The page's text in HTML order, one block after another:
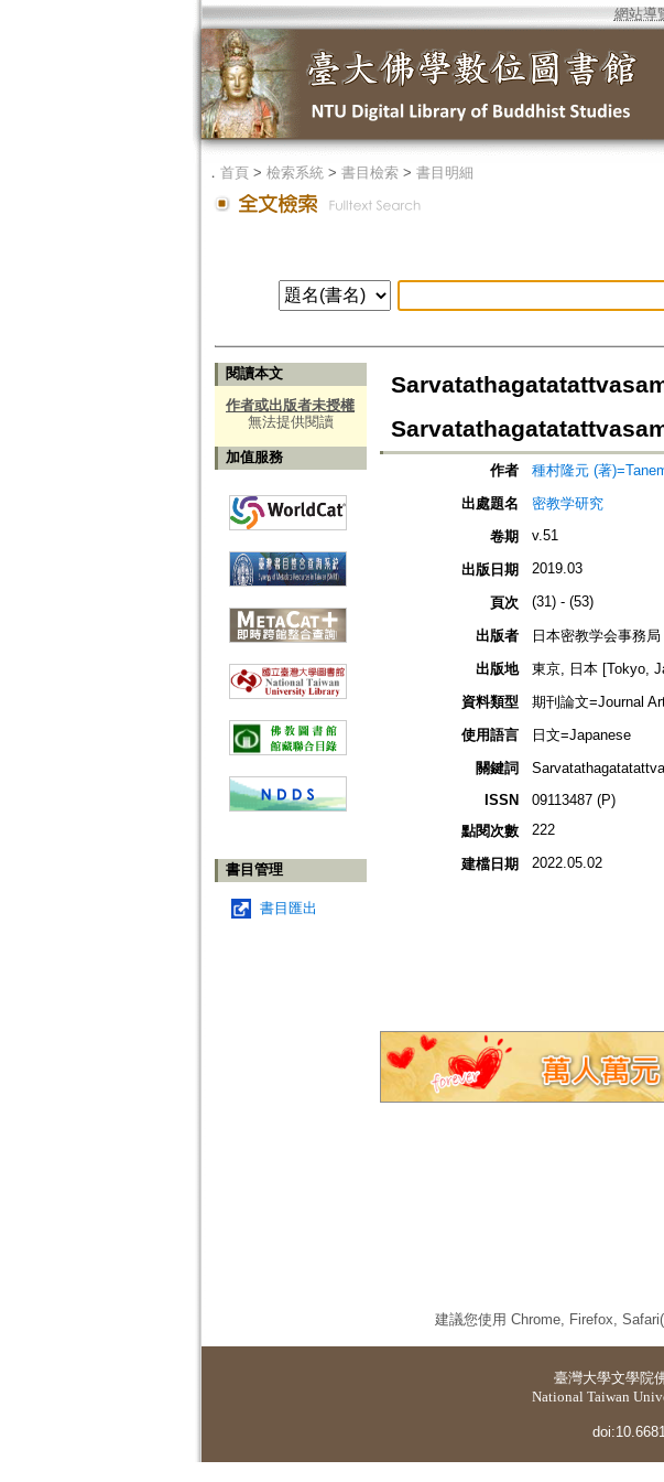
網站導
． 首頁> 檢索系統> 書目檢索> 書目明細
閱讀本文
作者或出版者未授權
無法提供閱讀
加值服務
書目管理
書目匯出
作者
種村隆元 (著
出處題名
密教学研究
卷期
v.51
出版日期 2019.03
頁次 (31) - (53)
出版者
日本密教学会事務局
出版地
東京, 日本 [Tokyo,
資料類型
期刊論文=Journal
使用語言
日文=Japanese
關鍵詞
ISSN
09113487 (P)
點閱次數
222
建檔日期 2022.05.02
建議您使用 Chrome, Firefox,
臺灣大學文學院
National Taiwan